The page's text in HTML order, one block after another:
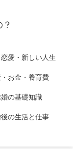
愛・新しい人生
お金・養育費
の基礎知識
の生活と仕事